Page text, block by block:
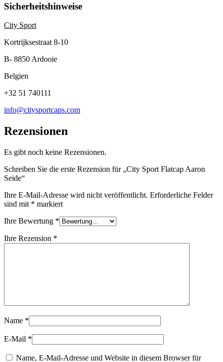
Sicherheitshinweise
City Sport
Kortrijksestraat 8-10
B- 8850 Ardooie
Belgien
+32 51 740111
info@citysportcaps.com
Rezensionen
Es gibt noch keine Rezensionen.
Schreiben Sie die erste Rezension für „City Sport Flatcap Aaron
Seide“
Ihre E-Mail-Adresse wird nicht veröffentlicht. Erforderliche Felder
sind mit * markiert
Ihre Bewertung *
Ihre Rezension *
Name *
E-Mail *
Name, E-Mail-Adresse und Website in diesem Browser für